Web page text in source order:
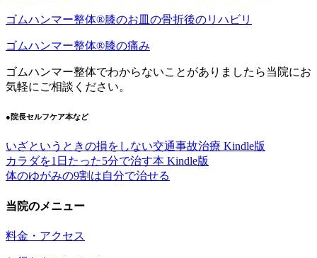
ゴムハンマー整体®︎膝のお皿の骨折後のリハビリ
ゴムハンマー整体®️膝の痛み
ゴムハンマー整体でわからないことがありましたら当院にお
気軽にご相談ください。
●院長セルフケア本など
いざというときの損をしない交通事故治療 Kindle版
カラダを1日たった5分で治す本 Kindle版
体のゆがみの9割は自分で治せる
当院のメニュー
料金・アクセス